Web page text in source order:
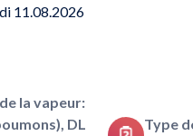
11.08.2026
la vapeur:
DL
Type